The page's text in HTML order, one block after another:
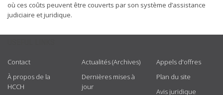
où ces coûts peuvent être couverts par son système d’assistance
judiciaire et juridique.
Contact
À propos de la
HCCH
Actualités (Archives)
Dernières mises à
jour
Appels d'offres
Plan du site
Avis juridique